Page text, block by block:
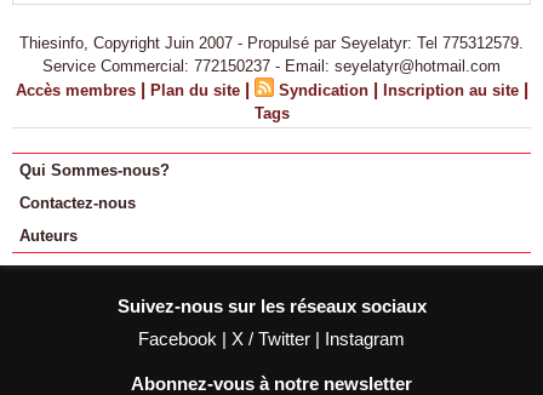
Thiesinfo, Copyright Juin 2007 - Propulsé par Seyelatyr: Tel 775312579.
Service Commercial: 772150237 - Email: seyelatyr@hotmail.com
Accès membres | Plan du site | Syndication | Inscription au site |
Tags
Qui Sommes-nous?
Contactez-nous
Auteurs
Suivez-nous sur les réseaux sociaux
Facebook | X / Twitter | Instagram
Abonnez-vous à notre newsletter